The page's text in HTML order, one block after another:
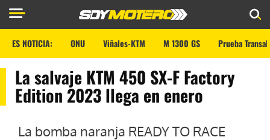
ES NOTICIA: ONU Viñales-KTM M 1300 GS Prueba
La salvaje KTM 450 SX-F Factory
Edition 2023 llega en enero
La bomba naranja READY TO RACE